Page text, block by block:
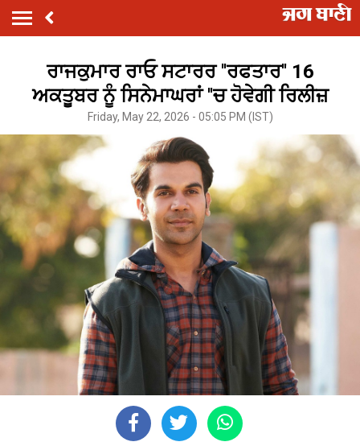
ਰਾਜਕੁਮਾਰ ਰਾਓ ਸਟਾਰਰ ''ਰਫਤਾਰ'' 16
ਅਕਤੂਬਰ ਨੂੰ ਸਿਨੇਮਾਘਰਾਂ ''ਚ ਹੋਵੇਗੀ ਰਿਲੀਜ਼
Friday, May 22, 2026 - 05:05 PM (IST)